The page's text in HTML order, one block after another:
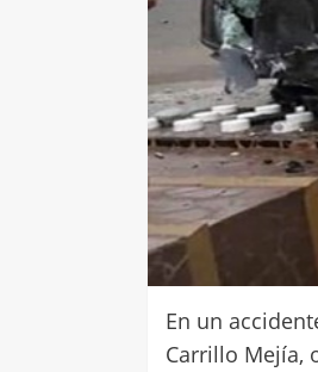
En un
Carrillo Mejía,